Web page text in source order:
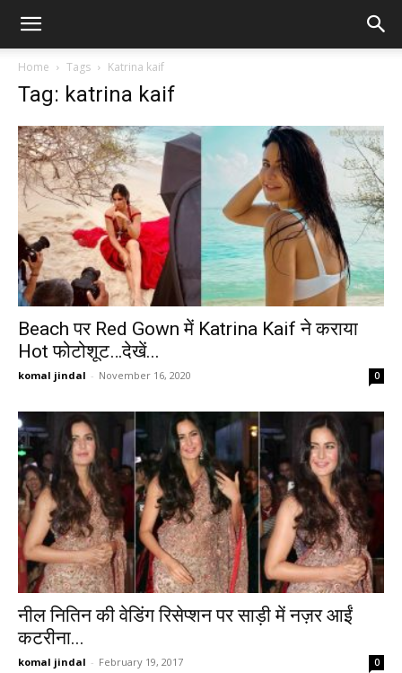
Home Tags Katrina kaif
Tag: katrina kaif
Beach पर Red Gown में Katrina Kaif ने कराया
Hot फोटोशूट…देखें...
komal jindal - November 16, 2020 0
नील नितिन की वेडिंग रिसेप्शन पर साड़ी में नज़र आईं
कटरीना...
komal jindal - February 19, 2017 0